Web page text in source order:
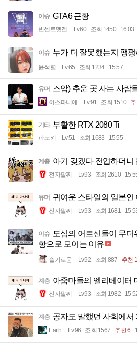
이슈 GTA6 근황
빈센트멧젠 Lv.60 조회 1450 16:03
이슈 누가 더 잘못했는지 팽
윤석렬 Lv.65 조회 1234 15:57
유머 스압) 추운 곳 사는 사람
히스파니에 Lv.91 조회 1510
기타 부활한 RTX 2080 Ti
파노키 Lv.51 조회 1683 15:55
계층 아기 갖겠다 전업하더니
전자팔찌 Lv.93 조회 2610
유머 귀여운 스타일의 일본인
전자팔찌 Lv.93 조회 1681
이슈 도심의 어르신들이 무더
항으로 모이는 이유
슬기로움 Lv.92 조회 887 추천 1
계층 아줌마들의 엘리베이터
전자팔찌 Lv.93 조회 1982
계층 공자도 말했던 사회에서
Earth Lv.96 조회 1567 추천 6